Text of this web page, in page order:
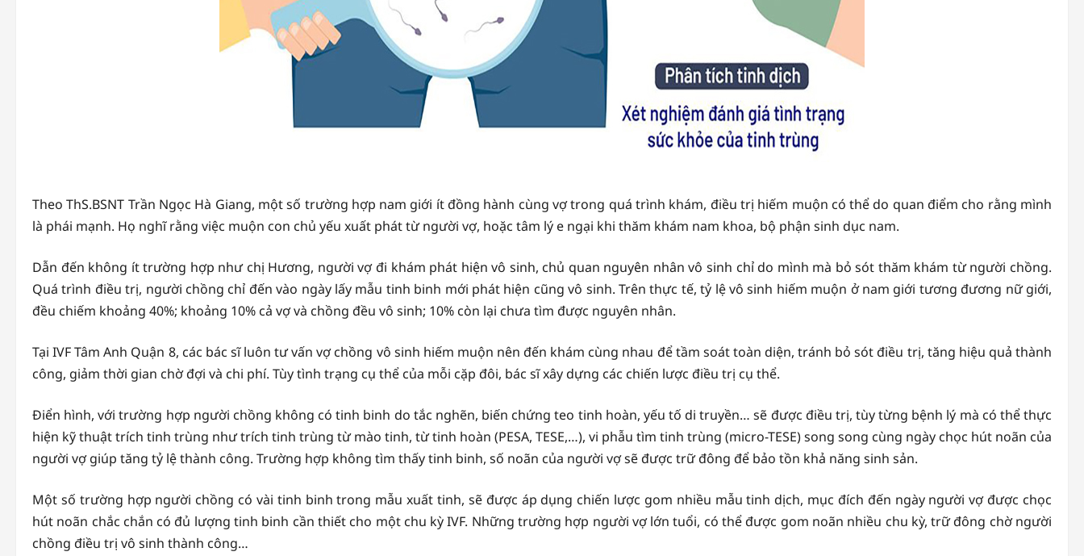
Theo ThS.BSNT Trần Ngọc Hà Giang, một số trường hợp nam giới ít đồng hành cùng vợ trong quá trình khám, điều trị hiếm muộn có thể do quan điểm cho rằng mình
là phái mạnh. Họ nghĩ rằng việc muộn con chủ yếu xuất phát từ người vợ, hoặc tâm lý e ngại khi thăm khám nam khoa, bộ phận sinh dục nam.
Dẫn đến không ít trường hợp như chị Hương, người vợ đi khám phát hiện vô sinh, chủ quan nguyên nhân vô sinh chỉ do mình mà bỏ sót thăm khám từ người chồng.
Quá trình điều trị, người chồng chỉ đến vào ngày lấy mẫu tinh binh mới phát hiện cũng vô sinh. Trên thực tế, tỷ lệ vô sinh hiếm muộn ở nam giới tương đương nữ giới,
đều chiếm khoảng 40%; khoảng 10% cả vợ và chồng đều vô sinh; 10% còn lại chưa tìm được nguyên nhân.
Tại IVF Tâm Anh Quận 8, các bác sĩ luôn tư vấn vợ chồng vô sinh hiếm muộn nên đến khám cùng nhau để tầm soát toàn diện, tránh bỏ sót điều trị, tăng hiệu quả thành
công, giảm thời gian chờ đợi và chi phí. Tùy tình trạng cụ thể của mỗi cặp đôi, bác sĩ xây dựng các chiến lược điều trị cụ thể.
Điển hình, với trường hợp người chồng không có tinh binh do tắc nghẽn, biến chứng teo tinh hoàn, yếu tố di truyền… sẽ được điều trị, tùy từng bệnh lý mà có thể thực
hiện kỹ thuật trích tinh trùng như trích tinh trùng từ mào tinh, từ tinh hoàn (PESA, TESE,…), vi phẫu tìm tinh trùng (micro-TESE) song song cùng ngày chọc hút noãn của
người vợ giúp tăng tỷ lệ thành công. Trường hợp không tìm thấy tinh binh, số noãn của người vợ sẽ được trữ đông để bảo tồn khả năng sinh sản.
Một số trường hợp người chồng có vài tinh binh trong mẫu xuất tinh, sẽ được áp dụng chiến lược gom nhiều mẫu tinh dịch, mục đích đến ngày người vợ được chọc
hút noãn chắc chắn có đủ lượng tinh binh cần thiết cho một chu kỳ IVF. Những trường hợp người vợ lớn tuổi, có thể được gom noãn nhiều chu kỳ, trữ đông chờ người
chồng điều trị vô sinh thành công…